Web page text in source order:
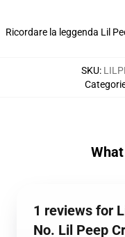
Ricordare la leggenda Lil
SKU:
1 reviews for
No. Lil Peep